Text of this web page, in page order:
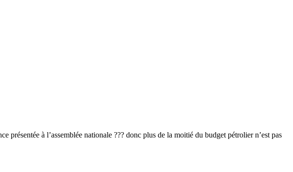
à l’assemblée nationale ??? donc plus de la moitié du budget pétrolier n’est pas